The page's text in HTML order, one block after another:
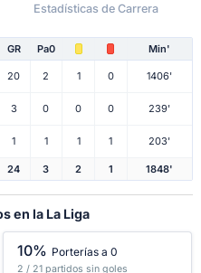
Estadísticas de Carrera
GR Pa0 Min'
20 2 1 0 1406'
3 0 0 0 239'
1 1 1 1 203'
24 3 2 1 1848'
en la La Liga
10% Porterías a 0
2 / 21 partidos sin goles